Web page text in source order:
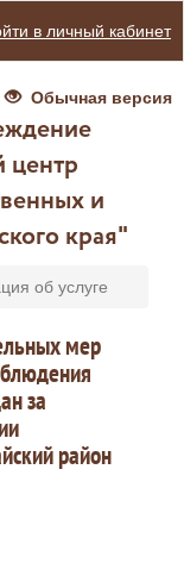
в личный кабинет
Обычная версия
центр
и
края"
об услуге
мер
за
район